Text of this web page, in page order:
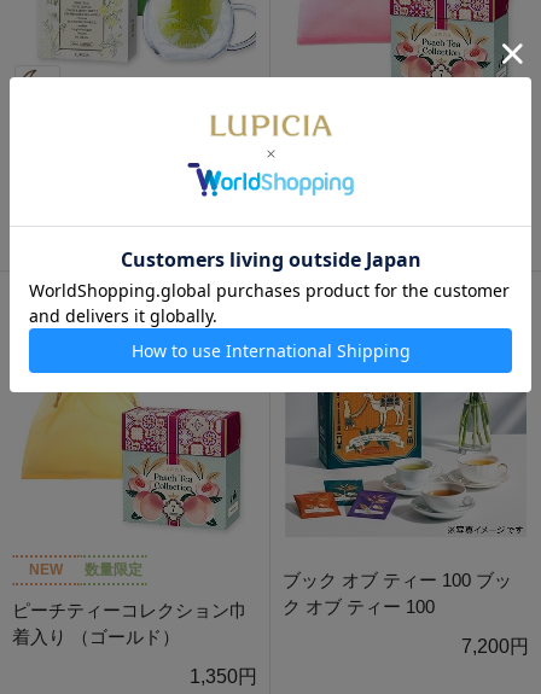
NEW
ピーチティーコレクション巾
NEW 数量限定
ピーチティーコレクション巾
着入り （ゴールド）
1,350円
ブック オブ ティー 100 ブッ
ク オブ ティー 100
7,200円